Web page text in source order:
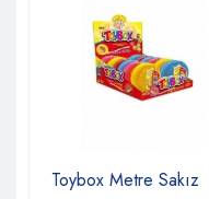
Toybox Metre Sakız